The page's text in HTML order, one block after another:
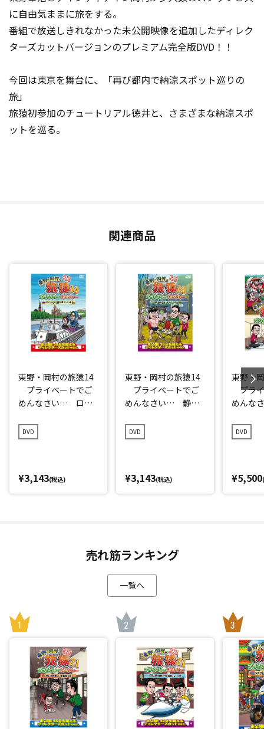
に自由気ままに旅をする。
番組で放送しきれなかった未公開映像を追加したディレク
ターズカットバージョンのプレミアム完全版DVD！！
今回は東京を舞台に、「再び都内で納涼スポット巡りの
旅」
旅猿初参加のチュートリアル徳井と、さまざまな納涼スポ
ットを巡る。
関連商品
東野・岡村の旅猿14
プライベートでご
めんなさい… ロシ
の旅 ルンルン編
プレミアム完全版
DVD
¥3,143(税込)
東野・岡村の旅猿14
プライベートでご
めんなさい… 静
ャンプの旅 プレミ
アム完全版
DVD
¥3,143(税込)
東野・
プラ
めんな
DVD
¥5,500
売れ筋ランキング
一覧へ